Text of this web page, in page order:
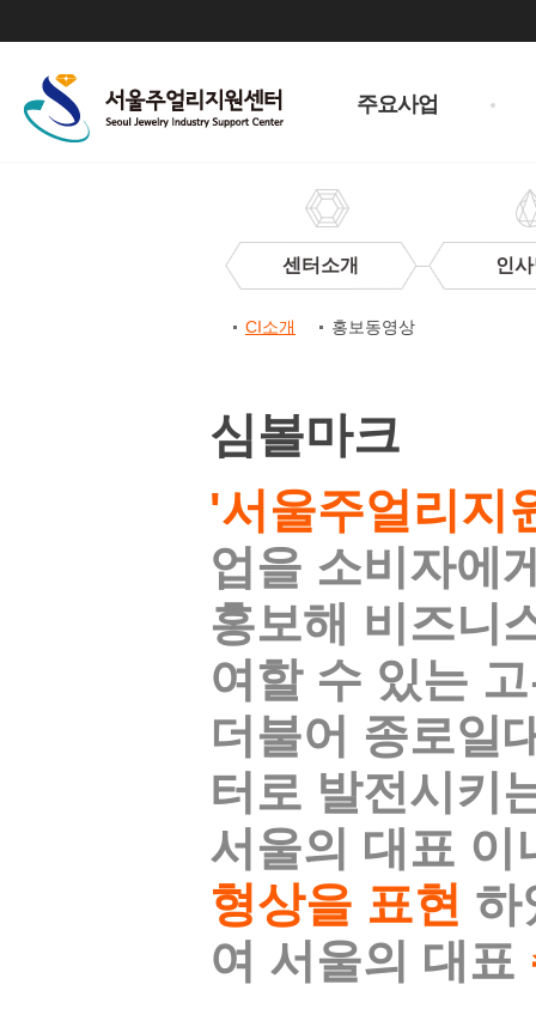
주요사업
센터소개 인
CI소개 홍보동영상
개
심볼마크
'서울주얼리지
업을 소비자에
홍보해 비즈니
여할 수 있는
더불어 종로일
터로 발전시키
서울의 대표
형상을 표현 하
여 서울의 대표